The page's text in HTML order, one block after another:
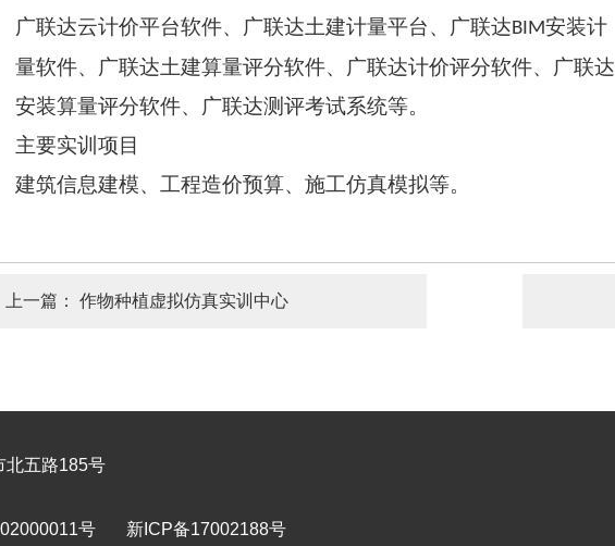
广联达云计价平台软件、广联达土建计量平台、广联达BIM安装计
量软件、广联达土建算量评分软件、广联达计价评分软件、广联达
安装算量评分软件、广联达测评考试系统等。
主要实训项目
建筑信息建模、工程造价预算、施工仿真模拟等。
上一篇： 作物种植虚拟仿真实训中心
北五路185号
号
新ICP备17002188号